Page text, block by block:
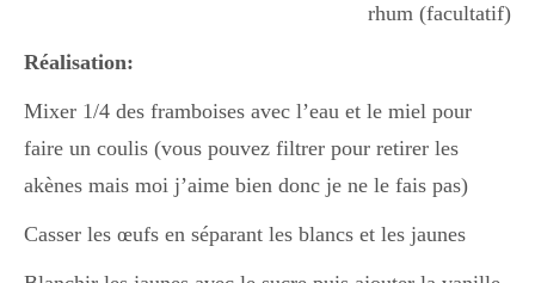
rhum (facultatif)
Réalisation:
Mixer 1/4 des framboises avec l’eau et le miel pour
faire un coulis (vous pouvez filtrer pour retirer les
akènes mais moi j’aime bien donc je ne le fais pas)
Casser les œufs en séparant les blancs et les jaunes